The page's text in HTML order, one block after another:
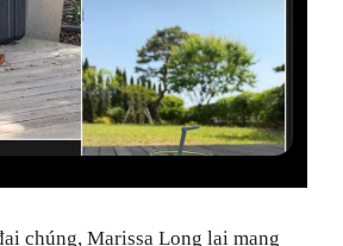
chúng, Marissa Long lại mang